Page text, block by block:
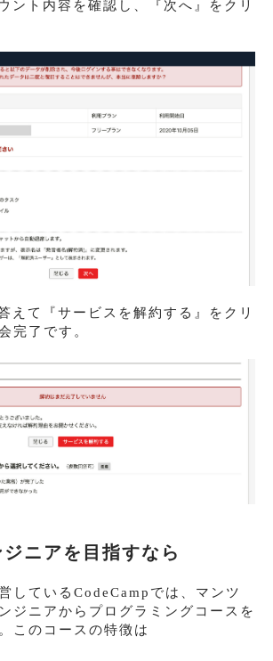
ント内容を確認し、『次へ』をクリ
えて『サービスを解約する』をクリ
完了です。
ニアを目指すなら
しているCodeCampでは、マンツ
ジニアからプログラミングコースを
このコースの特徴は